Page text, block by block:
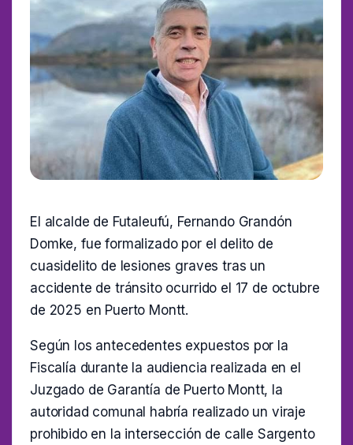
El alcalde de Futaleufú, Fernando Grandón
Domke, fue formalizado por el delito de
cuasidelito de lesiones graves tras un
accidente de tránsito ocurrido el 17 de octubre
de 2025 en Puerto Montt.
Según los antecedentes expuestos por la
Fiscalía durante la audiencia realizada en el
Juzgado de Garantía de Puerto Montt, la
autoridad comunal habría realizado un viraje
prohibido en la intersección de calle Sargento